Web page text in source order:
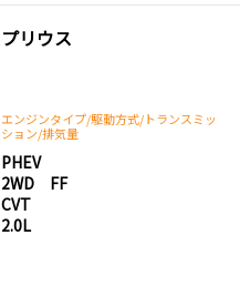
プリウス
エンジンタイプ/駆動方式/トランスミッ
ション/排気量
PHEV
2WD FF
CVT
2.0L